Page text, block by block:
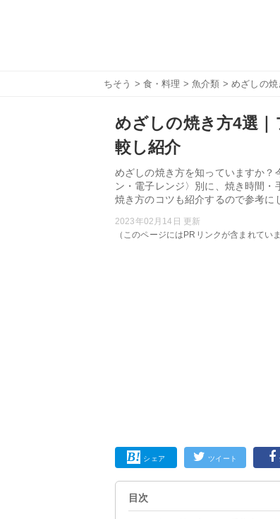
ちそう > 食・料理 >魚介類 > めざしの焼
めざしの焼き方4選
較し紹介
めざしの焼き方を知っていますか
ン・電子レンジ〉別に、焼き時間
焼き方のコツも紹介するので参考に
2023年02月14日 更新
（このページにはPRリンクが含まれていま
シェア ツイート
目次